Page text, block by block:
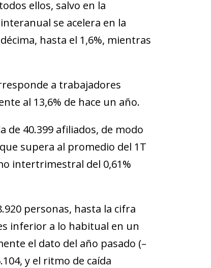
ellos, salvo en la
se acelera en la
hasta el 1,6%, mientras
a trabajadores
al 13,6% de hace un año.
de 40.399 afiliados, de modo
supera al promedio del 1T
intertrimestral del 0,61%
personas, hasta la cifra
inferior a lo habitual en un
el dato del año pasado (–
y el ritmo de caída